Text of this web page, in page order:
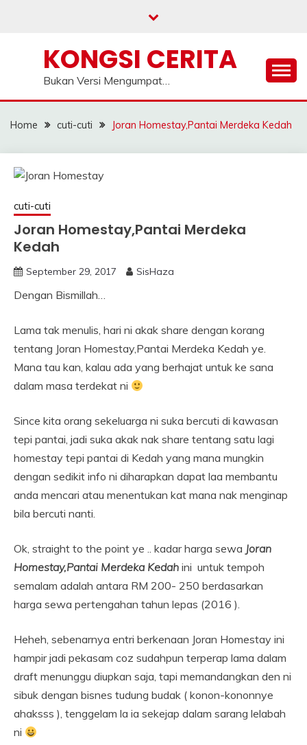
KONGSI CERITA
Bukan Versi Mengumpat…
Home cuti-cuti Joran Homestay,Pantai Merdeka Kedah
cuti-cuti
Joran Homestay,Pantai Merdeka
Kedah
September 29, 2017 SisHaza
Dengan Bismillah…
Lama tak menulis, hari ni akak share dengan korang
tentang Joran Homestay,Pantai Merdeka Kedah ye.
Mana tau kan, kalau ada yang berhajat untuk ke sana
dalam masa terdekat ni
Since kita orang sekeluarga ni suka bercuti di kawasan
tepi pantai, jadi suka akak nak share tentang satu lagi
homestay tepi pantai di Kedah yang mana mungkin
dengan sedikit info ni diharapkan dapat laa membantu
anda mencari atau menentukan kat mana nak menginap
bila bercuti nanti.
Ok, straight to the point ye .. kadar harga sewa Joran
Homestay,Pantai Merdeka Kedah ini untuk tempoh
semalam adalah antara RM 200- 250 berdasarkan
harga sewa pertengahan tahun lepas (2016 ).
Heheh, sebenarnya entri berkenaan Joran Homestay ini
hampir jadi pekasam coz sudahpun terperap lama dalam
draft menunggu diupkan saja, tapi memandangkan den ni
sibuk dengan bisnes tudung budak ( konon-kononnye
ahaksss ), tenggelam la ia sekejap dalam sarang lelabah
ni